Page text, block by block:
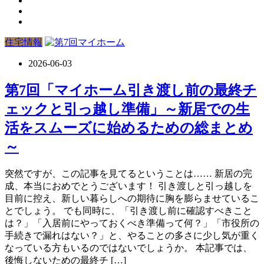
住宅情報
2026-06-03
第7回「マイホーム引き渡し前の最終チ
ェックと引っ越し準備」～新居での生
活をスムーズに始めるための総まとめ
～
突然ですが、この記事を見てるということは…… 新居の完
成、本当におめでとうございます！ 引き渡しと引っ越しを
目前に控え、新しい暮らしへの期待に胸を膨らませているこ
とでしょう。 でも同時に、「引き渡し前に確認すべきこと
は？」「入居前にやっておくべき準備って何？」「市役所の
手続きで漏れはない？」と、やることの多さに少し気が重く
なっている方もいるのではないでしょうか。 本記事では、
後悔しないための最終チ […]